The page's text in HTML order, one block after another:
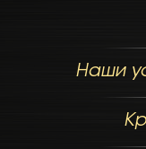
Наши